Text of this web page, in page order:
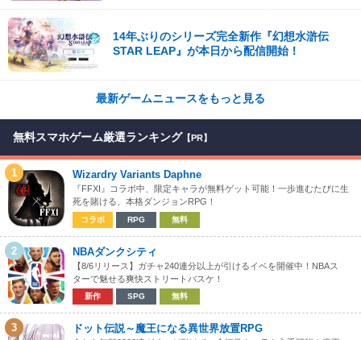
14年ぶりのシリーズ完全新作『幻想水滸伝
STAR LEAP』が本日から配信開始！
最新ゲームニュースをもっと見る
無料スマホゲーム厳選ランキング 【PR】
1 Wizardry Variants Daphne
『FFXI』コラボ中、限定キャラが無料ゲット可能！一歩進むたびに生
死を賭ける、本格ダンジョンRPG！
コラボ RPG 無料
2 NBAダンクシティ
【8/6リリース】ガチャ240連分以上が引けるイベを開催中！NBAス
ターで魅せる爽快ストリートバスケ！
新作 SPG 無料
3 ドット伝説～魔王になる異世界放置RPG